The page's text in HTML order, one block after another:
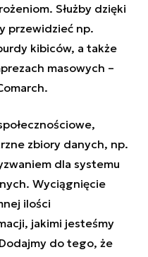
Służby dzięki
przewidzieć np.
kibiców, a także
masowych –
zbiory danych, np.
dla systemu
Wyciągnięcie
ilości
jakimi jesteśmy
do tego, że